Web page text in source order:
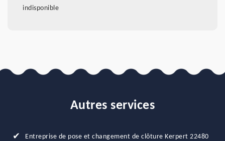
indisponible
Autres services
Entreprise de pose et changement de clôture Kerpert 22480